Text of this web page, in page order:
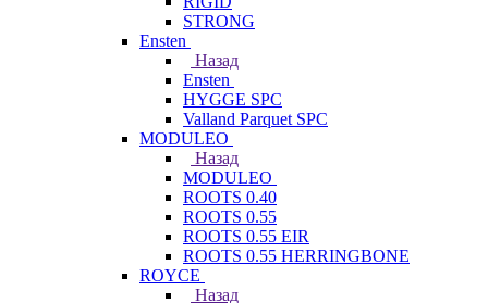
STRONG
Ensten
Назад
Ensten
HYGGE SPC
Valland Parquet SPC
MODULEO
Назад
MODULEO
ROOTS 0.40
ROOTS 0.55
ROOTS 0.55 EIR
ROOTS 0.55 HERRINGBONE
ROYCE
Назад